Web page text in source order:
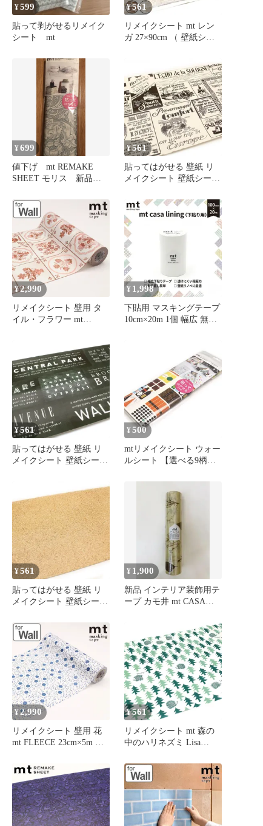
¥599
貼って剥がせるリメイク
シート mt
¥561
リメイクシート mt レン
ガ 27×90cm （ 壁紙シー
北欧 シール壁紙 簡単 ア
レンジ カット可能 カモ
井加工紙 )
¥699
値下げ mt REMAKE
SHEET モリス 新品未
¥561
貼ってはがせる 壁紙 リ
メイクシート 壁紙シート
い誌面 27×90cm （ 壁紙
シール はがせる ウォー
ルステッカー シール壁紙
簡単 アレンジ DIY 家具
カット可能 デコレーショ
ン 大判 レトロ )
¥2,990
リメイクシート 壁用 タ
イル・フラワー mt
貼って剥がせる DIY お手
軽 マスキングテープ 撥
水 日本製 花柄 シール壁
紙 糊付き はがせる クロ
ス 簡単 カット可能 マス
テ 国産 カモ井 ）)
¥ 1,998
下貼用 マスキングテープ
10cm×20m 1個 幅広 無地
てはがせる リメイクシー
ト 壁紙 下地 巾木 窓枠 お
しゃれ 賃貸 DIY 送料無
料 100mm ホワイト
¥561
貼ってはがせる 壁紙 リ
メイクシート 壁紙シート
ク （ 壁紙シール はがせ
る ウォールステッカー
シール壁紙 簡単 アレン
ジ DIY 家具 カット可能
デコレーション 大判 黒
板風 )
¥ 500
mtリメイクシート ウォー
ルシート 【選べる9柄】
ョン 日本製 DIY インテ
リア おしゃれ
¥561
貼ってはがせる 壁紙 リ
メイクシート 壁紙シート
ルク （ 壁紙シール はが
せる ウォールステッカー
シール壁紙 簡単 アレン
ジ DIY 家具 カット可能
デコレーション 大判 )
¥ 1,900
新品 インテリア装飾用テ
ープ カモ井 mt CASA
¥2,990
リメイクシート 壁用 花
mt FLEECE 23cm×5m （
紙 貼って剥がせる DIY
お手軽 マスキングテープ
撥水 日本製 小花 シール
壁紙 糊付き はがせる ク
ロス 簡単 カット可能 マ
ステ 国産 カモ井 ）)
¥561
リメイクシート mt 森の
中のハリネズミ Lisa
ォールステッカー DIY お
しゃれ はがせる シール
壁紙 簡単 アレンジ カッ
ト可能 カモ井加工紙 )